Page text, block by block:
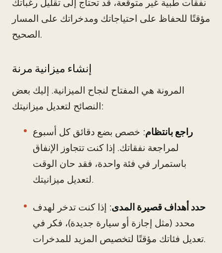
نفقات طبية غير متوقعة، قد تحتاج إلى تقليل رغباتك
مؤقتًا للحفاظ على احتياجاتك ومدخراتك على المسار
الصحيح.
إنشاء ميزانية مرنة
المرونة هي المفتاح لنجاح الميزانية. إليك بعض
النصائح لتعديل ميزانيتك:
راجع بانتظام: خصص بضع دقائق كل أسبوع
لمراجعة نفقاتك. إذا كنت تتجاوز الإنفاق
باستمرار في فئة واحدة، فقد حان الوقت
لتعديل ميزانيتك.
حدد أهداف قصيرة المدى: إذا كنت تدخر لهدف
محدد (مثل إجازة أو سيارة جديدة)، فكر في
تعديل فئاتك مؤقتًا لتخصيص المزيد للمدخرات.